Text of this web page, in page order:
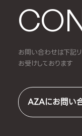
お問い合わせは下記
お受けしております
AZAにお問い